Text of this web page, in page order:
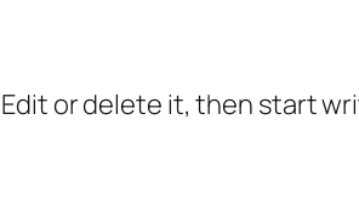
or delete it, then start